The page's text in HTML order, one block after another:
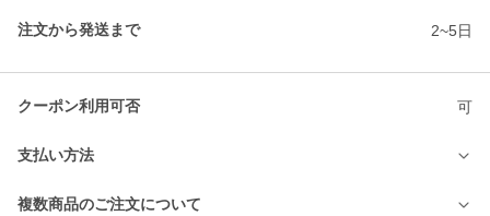
注文から発送まで 2~5日
クーポン利用可否 可
支払い方法
複数商品のご注文について